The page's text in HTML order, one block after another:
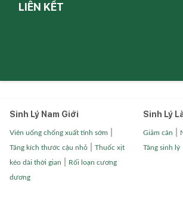
LIÊN KẾT
Sinh Lý Nam Giới
Viên uống chống xuất tinh sớm
Tăng kích thước cậu nhỏ| Thuốc xịt
kéo dài thời gian Rối loạn cương
dương
Sinh Lý
Giảm cân
Tăng sinh lý